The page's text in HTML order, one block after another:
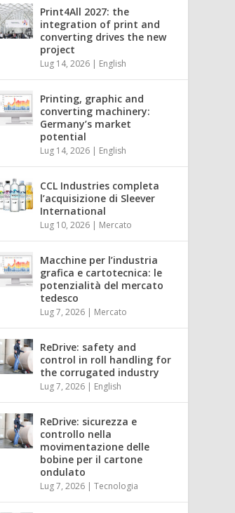
Print4All 2027: the
integration of print and
converting drives the new
project
Lug 14, 2026 | English
Printing, graphic and
converting machinery:
Germany’s market
potential
Lug 14, 2026 | English
CCL Industries completa
l’acquisizione di Sleever
International
Lug 10, 2026 | Mercato
Macchine per l’industria
grafica e cartotecnica: le
potenzialità del mercato
tedesco
Lug 7, 2026 | Mercato
ReDrive: safety and
control in roll handling for
the corrugated industry
Lug 7, 2026 | English
ReDrive: sicurezza e
controllo nella
movimentazione delle
bobine per il cartone
ondulato
Lug 7, 2026 |Tecnologia